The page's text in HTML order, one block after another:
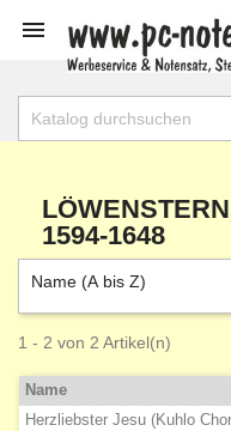

1594-1648
Name (A bis Z)
1 - 2 von 2 Artikel(n)
Name
Herzliebster Jesu (Kuhlo